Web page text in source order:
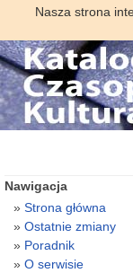
Nasza strona
Nawigacja
Strona główna
Ostatnie zmiany
Poradnik
O serwisie